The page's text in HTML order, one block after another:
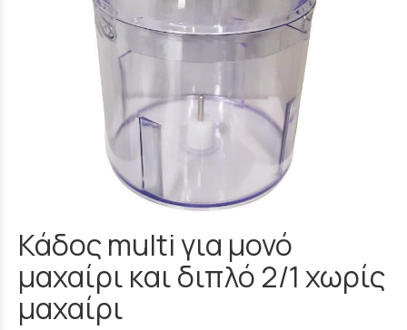
Κάδος multi για μονό
μαχαίρι και διπλό 2/1 χωρίς
μαχαίρι